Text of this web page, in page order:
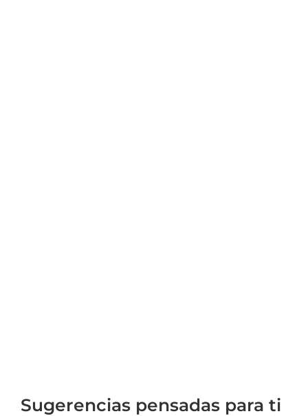
Sugerencias pensadas para ti